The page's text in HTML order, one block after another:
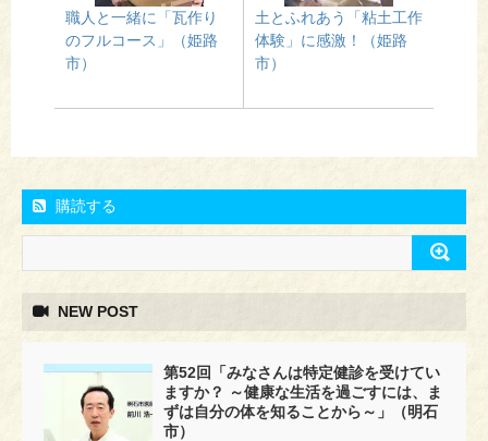
職人と一緒に「瓦作り
のフルコース」（姫路
市）
土とふれあう「粘土工作
体験」に感激！（姫路
市）
購読する
NEW POST
第52回「みなさんは特定健診を受けてい
ますか？ ～健康な生活を過ごすには、ま
ずは自分の体を知ることから～」（明石
市）